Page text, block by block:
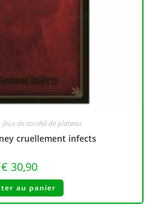
, Jeux de société de plateau
cruellement infects
€ 30,90
au panier